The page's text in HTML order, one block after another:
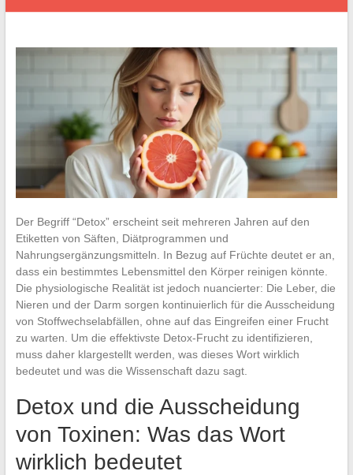
Der Begriff “Detox” erscheint seit mehreren Jahren auf den
Etiketten von Säften, Diätprogrammen und
Nahrungsergänzungsmitteln. In Bezug auf Früchte deutet er an,
dass ein bestimmtes Lebensmittel den Körper reinigen könnte.
Die physiologische Realität ist jedoch nuancierter: Die Leber, die
Nieren und der Darm sorgen kontinuierlich für die Ausscheidung
von Stoffwechselabfällen, ohne auf das Eingreifen einer Frucht
zu warten. Um die effektivste Detox-Frucht zu identifizieren,
muss daher klargestellt werden, was dieses Wort wirklich
bedeutet und was die Wissenschaft dazu sagt.
Detox und die Ausscheidung
von Toxinen: Was das Wort
wirklich bedeutet